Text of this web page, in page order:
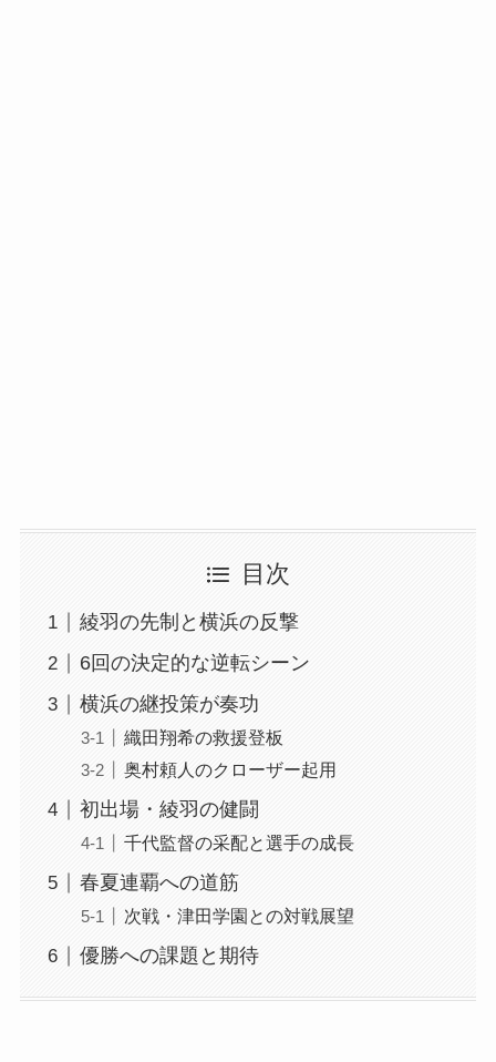
目次
綾羽の先制と横浜の反撃
6回の決定的な逆転シーン
横浜の継投策が奏功
織田翔希の救援登板
奥村頼人のクローザー起用
初出場・綾羽の健闘
千代監督の采配と選手の成長
春夏連覇への道筋
次戦・津田学園との対戦展望
優勝への課題と期待